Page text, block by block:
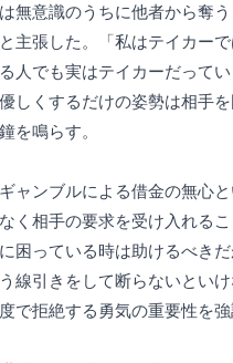
無意識のうちに他者から奪
主張した。「私はテイカー
人でも実はテイカーだって
しくするだけの姿勢は相手
を鳴らす。
ャンブルによる借金の無心
く相手の要求を受け入れる
困っている時は助けるべき
線引きをして断らないとい
で拒絶する勇気の重要性を強